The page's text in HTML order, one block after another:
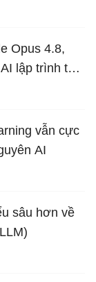
Opus 4.8,
lập trình tốt
vẫn cực
AI
sâu hơn về